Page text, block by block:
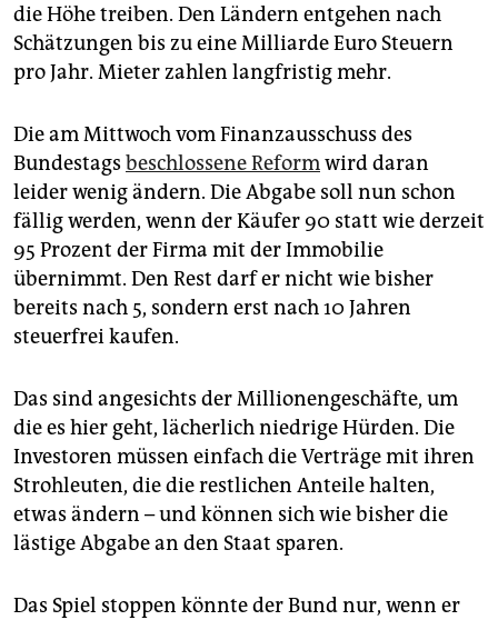
die Höhe treiben. Den Ländern entgehen nach
Schätzungen bis zu eine Milliarde Euro Steuern
pro Jahr. Mieter zahlen langfristig mehr.
Die am Mittwoch vom Finanzausschuss des
Bundestags beschlossene Reformwird daran
leider wenig ändern. Die Abgabe soll nun schon
fällig werden, wenn der Käufer 90 statt wie derzeit
95 Prozent der Firma mit der Immobilie
übernimmt. Den Rest darf er nicht wie bisher
bereits nach 5, sondern erst nach 10 Jahren
steuerfrei kaufen.
Das sind angesichts der Millionengeschäfte, um
die es hier geht, lächerlich niedrige Hürden. Die
Investoren müssen einfach die Verträge mit ihren
Strohleuten, die die restlichen Anteile halten,
etwas ändern – und können sich wie bisher die
lästige Abgabe an den Staat sparen.
Das Spiel stoppen könnte der Bund nur, wenn er